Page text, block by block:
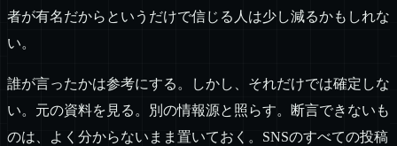
者が有名だからというだけで信じる人は少し減るかもしれな
い。
誰が言ったかは参考にする。しかし、それだけでは確定しな
い。元の資料を見る。別の情報源と照らす。断言できないも
のは、よく分からないまま置いておく。SNSのすべての投稿